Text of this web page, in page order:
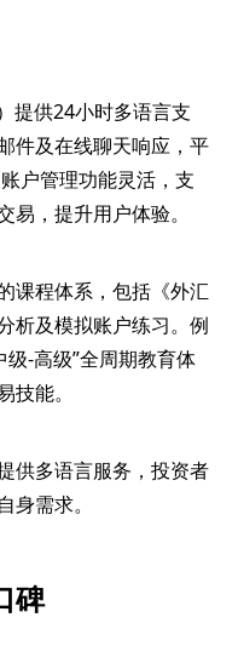
提供24小时多语言支
件及在线聊天响应，平
户管理功能灵活，支
，提升用户体验。
课程体系，包括《外汇
析及模拟账户练习。例
级-高级”全周期教育体
能。
供多语言服务，投资者
需求。
碑